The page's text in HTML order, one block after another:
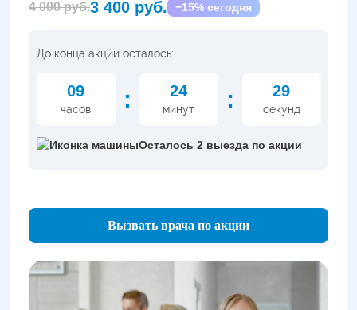
4 000 руб.3 400 руб. −15% сегодня
До конца акции осталось:
09
часов : 24
минут : 28
секунд
Осталось 2 выезда по акции
Вызвать врача по акции